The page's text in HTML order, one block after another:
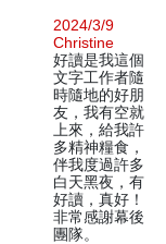
2024/3/9
Christine
好讀是我這個
文字工作者隨
時隨地的好朋
友，我有空就
上來，給我許
多精神糧食，
伴我度過許多
白天黑夜，有
好讀，真好！
非常感謝幕後
團隊。